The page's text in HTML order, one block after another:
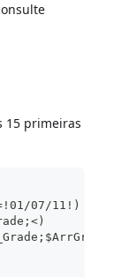
15 primeiras
07/11!)